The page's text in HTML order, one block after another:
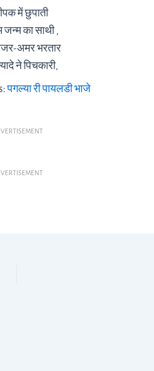
में छुपाती
जन्म का साथी ,
अमर भरतार
ने पिचकारी,
पगल्या री पायलडी भाजे